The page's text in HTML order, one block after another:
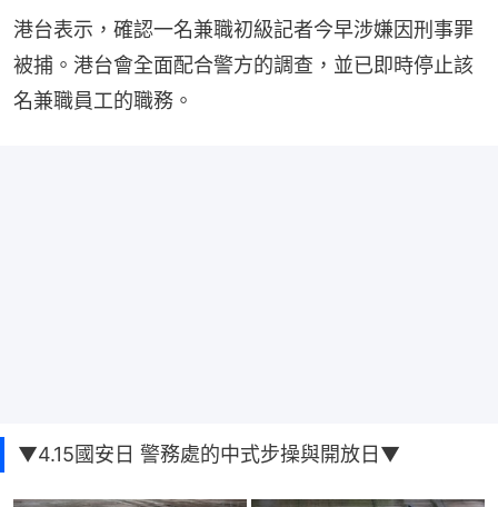
港台表示，確認一名兼職初級記者今早涉嫌因刑事罪
被捕。港台會全面配合警方的調查，並已即時停止該
名兼職員工的職務。
▼4.15國安日 警務處的中式步操與開放日▼